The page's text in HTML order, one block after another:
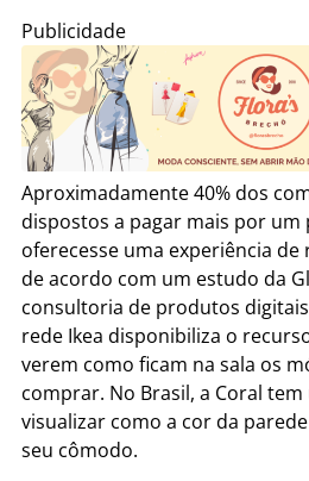
Publicidade
Aproximadamente 40% dos
dispostos a pagar mais por um
oferecesse uma experiência
de acordo com um estudo da
consultoria de produtos
rede Ikea disponibiliza o
verem como ficam na sala os
comprar. No Brasil, a Coral
visualizar como a cor da
seu cômodo.